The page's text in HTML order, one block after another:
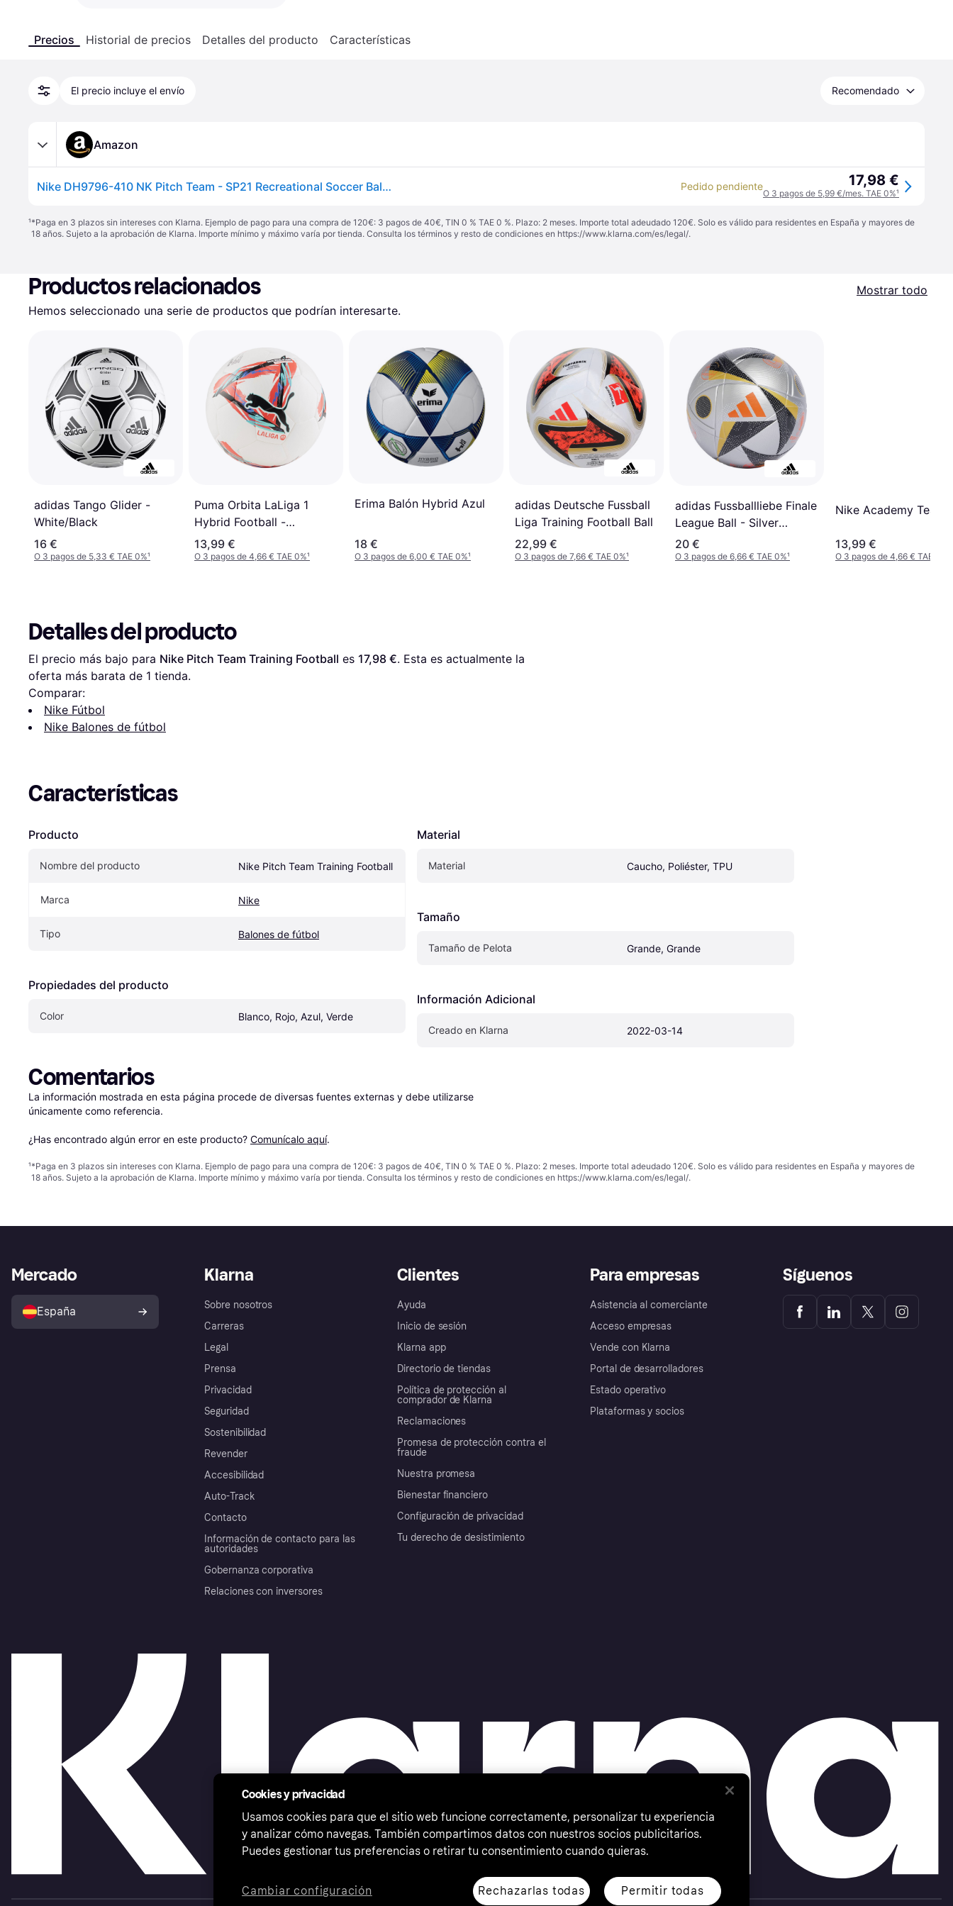
Precios Historial de precios Detalles del producto Características
El precio incluye el envío Recomendado
Amazon
Nike DH9796-410 NK Pitch Team - SP21 Recreational Soccer Ball Unisex Adult Blue Fury/(Black) Tamaño 5 Pedido pendiente 17,98 €
O 3 pagos de 5,99 €/mes. TAE 0%¹
¹*Paga en 3 plazos sin intereses con Klarna. Ejemplo de pago para una compra de 120€: 3 pagos de 40€, TIN 0 % TAE 0 %. Plazo: 2 meses. Importe total adeudado 120€. Solo es válido para residentes en España y mayores de
18 años. Sujeto a la aprobación de Klarna. Importe mínimo y máximo varía por tienda. Consulta los términos y resto de condiciones en https://www.klarna.com/es/legal/.
Productos relacionados
Mostrar todo
Hemos seleccionado una serie de productos que podrían interesarte.
adidas Tango Glider -
White/Black
16 €
O 3 pagos de 5,33 € TAE 0%¹
Puma Orbita LaLiga 1
Hybrid Football -
White/Multicolor
13,99 €
O 3 pagos de 4,66 € TAE 0%¹
Erima Balón Hybrid Azul
18 €
O 3 pagos de 6,00 € TAE 0%¹
adidas Deutsche Fussball
Liga Training Football Ball
22,99 €
O 3 pagos de 7,66 € TAE 0%¹
adidas Fussballliebe Finale
League Ball - Silver
Metallic/Gold
Metallic/Black/Solar Red
20 €
O 3 pagos de 6,66 € TAE 0%¹
Nike Academy Team
13,99 €
O 3 pagos de 4,66 € TAE 0%
Detalles del producto
El precio más bajo para Nike Pitch Team Training Football es 17,98 €. Esta es actualmente la
oferta más barata de 1 tienda.
Comparar:
Nike Fútbol
Nike Balones de fútbol
Características
Producto
Nombre del producto Nike Pitch Team Training Football
Marca Nike
Tipo Balones de fútbol
Propiedades del producto
Color Blanco, Rojo, Azul, Verde
Material
Material Caucho, Poliéster, TPU
Tamaño
Tamaño de Pelota Grande, Grande
Información Adicional
Creado en Klarna 2022-03-14
Comentarios
La información mostrada en esta página procede de diversas fuentes externas y debe utilizarse
únicamente como referencia.
¿Has encontrado algún error en este producto? Comunícalo aquí.
¹*Paga en 3 plazos sin intereses con Klarna. Ejemplo de pago para una compra de 120€: 3 pagos de 40€, TIN 0 % TAE 0 %. Plazo: 2 meses. Importe total adeudado 120€. Solo es válido para residentes en España y mayores de
18 años. Sujeto a la aprobación de Klarna. Importe mínimo y máximo varía por tienda. Consulta los términos y resto de condiciones en https://www.klarna.com/es/legal/.
Klarna
Sobre nosotros
Carreras
Legal
Prensa
Privacidad
Seguridad
Sostenibilidad
Revender
Accesibilidad
Auto-Track
Contacto
Información de contacto para las
autoridades
Gobernanza corporativa
Relaciones con inversores
Clientes
Ayuda
Inicio de sesión
Klarna app
Directorio de tiendas
Política de protección al
comprador de Klarna
Reclamaciones
Promesa de protección contra el
fraude
Nuestra promesa
Bienestar financiero
Configuración de privacidad
Tu derecho de desistimiento
Para empresas
Asistencia al comerciante
Acceso empresas
Vende con Klarna
Portal de desarrolladores
Estado operativo
Plataformas y socios
Mercado
España
Síguenos
Cookies y privacidad
Usamos cookies para que el sitio web funcione correctamente, personalizar tu experiencia
y analizar cómo navegas. También compartimos datos con nuestros socios publicitarios.
Puedes gestionar tus preferencias o retirar tu consentimiento cuando quieras.
Rechazarlas todas Permitir todas
Cambiar configuración